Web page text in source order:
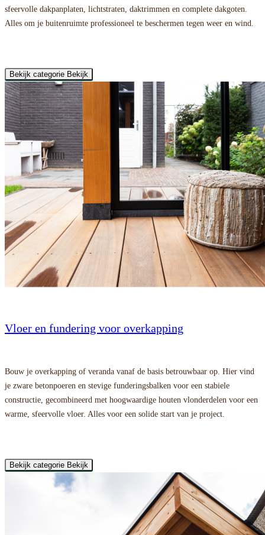
sfeervolle dakpanplaten, lichtstraten, daktrimmen en complete dakgoten.
Alles om je buitenruimte professioneel te beschermen tegen weer en wind.
Bekijk categorie Bekijk
Vloer en fundering voor overkapping
Bouw je overkapping of veranda vanaf de basis betrouwbaar op. Hier vind
je zware betonpoeren en stevige funderingsbalken voor een stabiele
constructie, gecombineerd met hoogwaardige houten vlonderdelen voor een
warme, sfeervolle vloer. Alles voor een solide start van je project.
Bekijk categorie Bekijk